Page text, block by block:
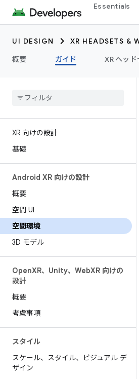
Essentials
UI DESIGN
XR HEADSETS &
概要
ガイド XR ヘッ
XR 向けの設計
基礎
Android XR 向けの設計
概要
空間 UI
空間環境
3D モデル
OpenXR、Unity、WebXR 向けの
設計
概要
考慮事項
スタイル
スケール、スタイル、ビジュアル デ
ザイン